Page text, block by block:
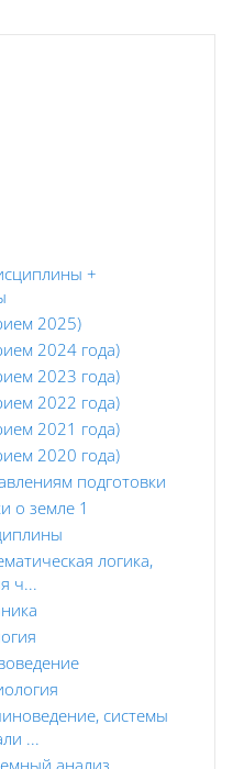
+
2025)
2024 года)
2023 года)
2022 года)
2021 года)
2020 года)
подготовки
о земле 1
логика,
ч...
системы
...
анализ,